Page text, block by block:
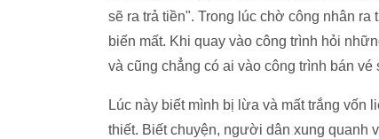
sẽ ra trả tiền". Trong lúc chờ công nhân
biến mất. Khi quay vào công trình hỏi
và cũng chẳng có ai vào công trình bán vé
Lúc này biết mình bị lừa và mất trắng vốn
thiết. Biết chuyện, người dân xung quanh